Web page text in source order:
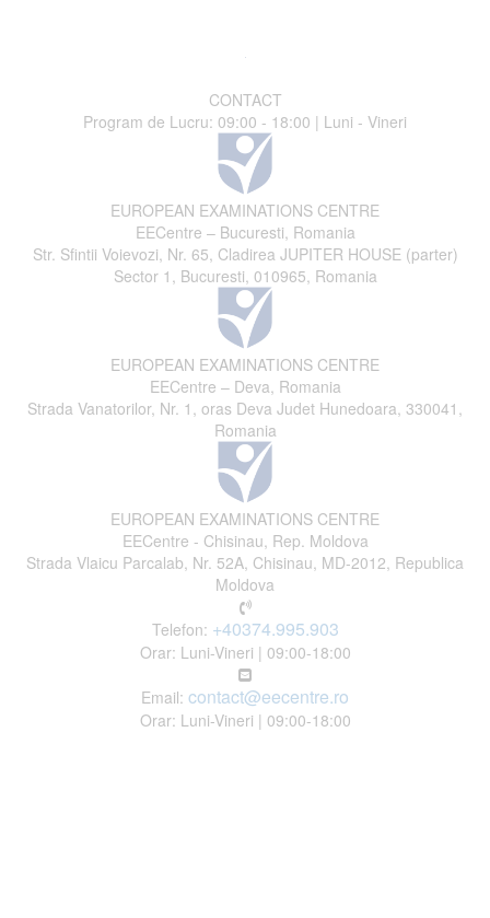
CONTACT
Program de Lucru: 09:00 - 18:00 | Luni - Vineri
EUROPEAN EXAMINATIONS CENTRE
EECentre – Bucuresti, Romania
Str. Sfintii Voievozi, Nr. 65, Cladirea JUPITER HOUSE (parter)
Sector 1, Bucuresti, 010965, Romania
EUROPEAN EXAMINATIONS CENTRE
EECentre – Deva, Romania
Strada Vanatorilor, Nr. 1, oras Deva Judet Hunedoara, 330041,
Romania
EUROPEAN EXAMINATIONS CENTRE
EECentre - Chisinau, Rep. Moldova
Strada Vlaicu Parcalab, Nr. 52A, Chisinau, MD-2012, Republica
Moldova
Telefon: +40374.995.903
Orar: Luni-Vineri | 09:00-18:00
Email: contact@eecentre.ro
Orar: Luni-Vineri | 09:00-18:00